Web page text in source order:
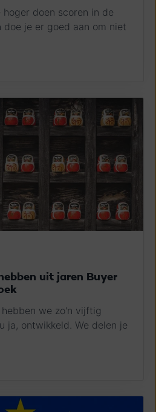
doen scoren in de
doe je er goed aan om niet
uit jaren Buyer
we zo'n vijftig
ja, ontwikkeld. We delen je